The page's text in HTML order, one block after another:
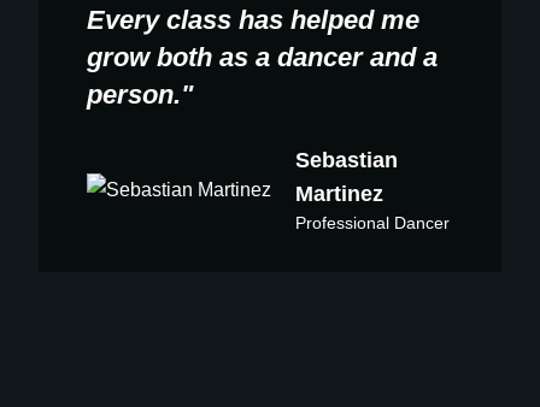
Every class has helped me
grow both as a dancer and a
person."
Sebastian
Martinez
Professional Dancer